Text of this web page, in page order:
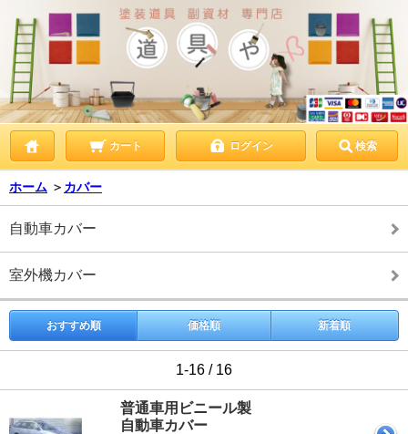
カート ログイン 検索
ホーム ＞ カバー
自動車カバー
室外機カバー
おすすめ順 価格順 新着順
1-16 / 16
普通車用ビニール製
自動車カバー